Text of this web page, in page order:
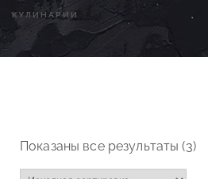
КУЛИНАРИИ
Показаны все результаты (3)